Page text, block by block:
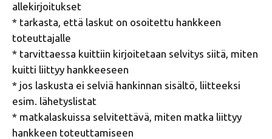
allekirjoitukset
* tarkasta, että laskut on osoitettu hankkeen
toteuttajalle
* tarvittaessa kuittiin kirjoitetaan selvitys siitä, miten
kuitti liittyy hankkeeseen
* jos laskusta ei selviä hankinnan sisältö, liitteeksi
esim. lähetyslistat
* matkalaskuissa selvitettävä, miten matka liittyy
hankkeen toteuttamiseen